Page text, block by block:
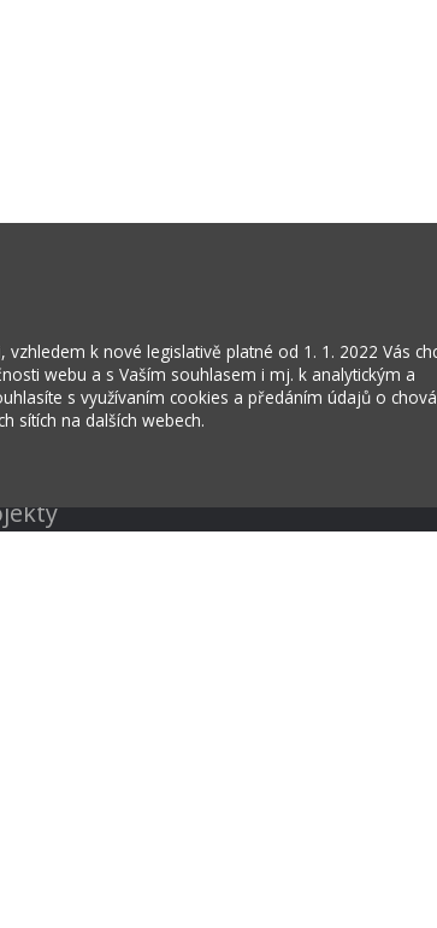
k nové legislativě platné od 1. 1. 2022 Vás
webu a s Vaším souhlasem i mj. k analytickým a
s využívaním cookies a předáním údajů o
sítích na dalších webech.